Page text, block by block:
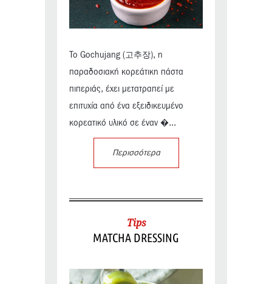
Το Gochujang (고추장), η
παραδοσιακή κορεάτικη πάστα
πιπεριάς, έχει μετατραπεί με
επιτυχία από ένα εξειδικευμένο
κορεατικό υλικό σε έναν �...
Περισσότερα
Tips
MATCHA DRESSING